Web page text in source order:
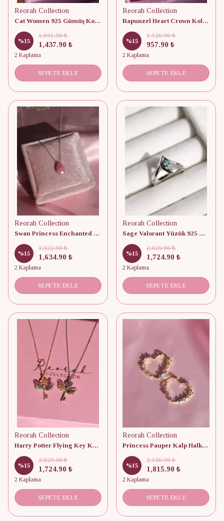
Reorah Collection
Cat Women 925 Gümüş Kolye
%15
1,691.90 ₺
1,437.90 ₺
2 Kaplama
SEPETE EKLE
Reorah Collection
Rapunzel Heart Crown Kolye 925 Gümüş
%15
1,126.90 ₺
957.90 ₺
2 Kaplama
SEPETE EKLE
Reorah Collection
Swan Princess Enchanted Pink Stone Kolye 925 Gümüş
%15
1,922.90 ₺
1,634.90 ₺
2 Kaplama
SEPETE EKLE
Reorah Collection
Sage Valorant Yüzük 925 Gümüş
%15
2,029.90 ₺
1,724.90 ₺
2 Kaplama
SEPETE EKLE
Reorah Collection
Harry Potter Flying Key Kolye 925 Gümüş
%15
2,029.90 ₺
1,724.90 ₺
2 Kaplama
SEPETE EKLE
Reorah Collection
Princess Pauper Kalp Halka Küpe 925 Gümüş
%15
2,136.90 ₺
1,815.90 ₺
2 Kaplama
SEPETE EKLE